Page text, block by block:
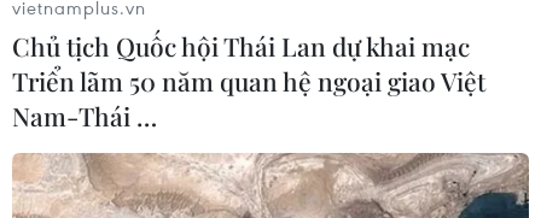
Lãnh đạo Triều Tiên trở về nước sau hội
vietnamplus.vn
Chủ tịch Quốc hội Thái Lan dự khai mạc
Triển lãm 50 năm quan hệ ngoại giao Việt
Nam-Thái …